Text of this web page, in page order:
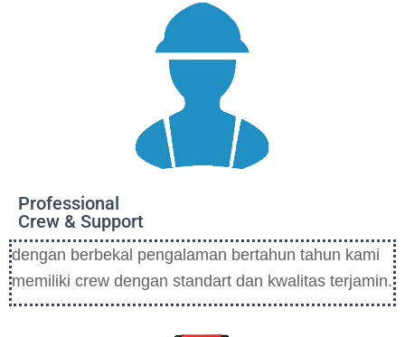
Professional
Crew & Support
dengan berbekal pengalaman bertahun tahun kami
memiliki crew dengan standart dan kwalitas terjamin.